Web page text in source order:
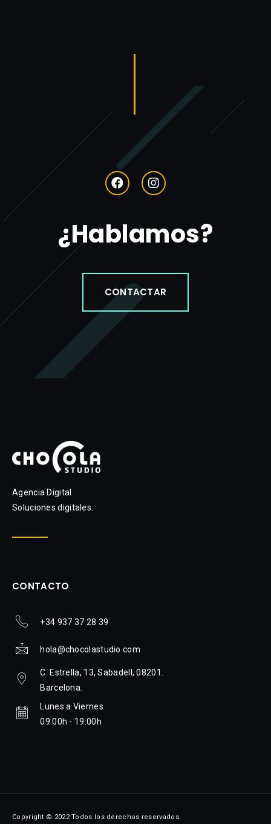
¿Hablamos?
CONTACTAR
Agencia Digital
Soluciones digitales.
CONTACTO
+34 937 37 28 39
hola@chocolastudio.com
C. Estrella, 13, Sabadell, 08201.
Barcelona.
Lunes a Viernes
09:00h - 19:00h
Copyright © 2022 Todos los derechos reservados.